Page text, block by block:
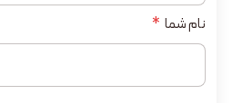
نام شما *